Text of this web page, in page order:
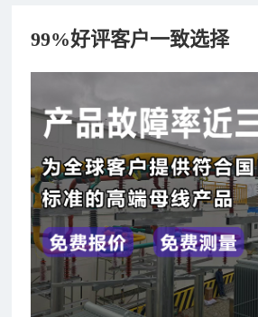
99%好评客户一致选择
182xxxx4350 秦女士 咨询了报价 7
156xxxx3534 郭先生 咨询了报价7
192xxxx2920 周先生 咨询了报价10
189xxxx6562 王先生 咨询了报价1
190xxxx3508 徐女士 咨询了报价5
135xxxx6654 张先生 咨询了报价
181xxxx7531 苟先生 咨询了报价5分